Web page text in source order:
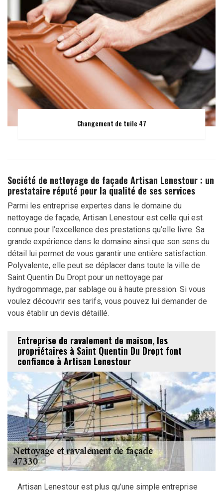
Changement de tuile 47
Société de nettoyage de façade Artisan Lenestour : un
prestataire réputé pour la qualité de ses services
Parmi les entreprise expertes dans le domaine du
nettoyage de façade, Artisan Lenestour est celle qui est
connue pour l’excellence des prestations qu’elle livre. Sa
grande expérience dans le domaine ainsi que son sens du
détail lui permet de vous garantir une entière satisfaction.
Polyvalente, elle peut se déplacer dans toute la ville de
Saint Quentin Du Dropt pour un nettoyage par
hydrogommage, par sablage ou à haute pression. Si vous
voulez découvrir ses tarifs, vous pouvez lui demander de
vous établir un devis détaillé.
Entreprise de ravalement de maison, les
propriétaires à Saint Quentin Du Dropt font
confiance à Artisan Lenestour
Artisan Lenestour est plus qu’une simple entreprise